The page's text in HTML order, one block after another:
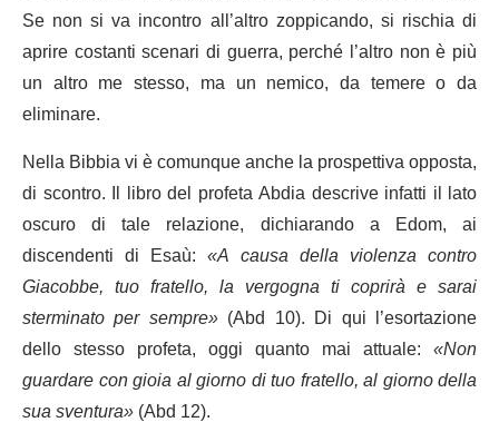
Se non si va incontro all’altro zoppicando, si rischia di
aprire costanti scenari di guerra, perché l’altro non è più
un altro me stesso, ma un nemico, da temere o da
eliminare.
Nella Bibbia vi è comunque anche la prospettiva opposta,
di scontro. Il libro del profeta Abdia descrive infatti il lato
oscuro di tale relazione, dichiarando a Edom, ai
discendenti di Esaù: «A causa della violenza contro
Giacobbe, tuo fratello, la vergogna ti coprirà e sarai
sterminato per sempre»(Abd 10). Di qui l’esortazione
dello stesso profeta, oggi quanto mai attuale: «Non
guardare con gioia al giorno di tuo fratello, al giorno della
sua sventura»(Abd 12).